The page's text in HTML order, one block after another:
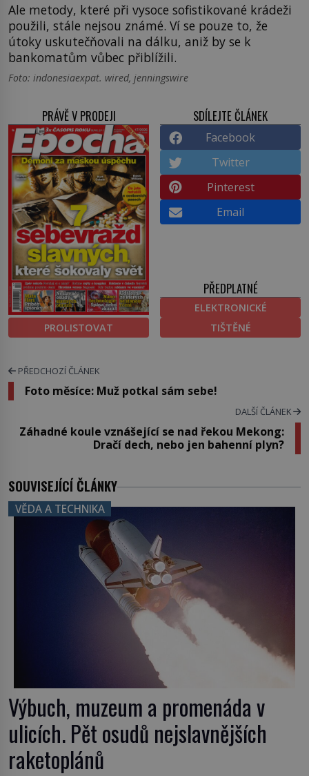
Ale metody, které při vysoce sofistikované krádeži
použili, stále nejsou známé. Ví se pouze to, že
útoky uskutečňovali na dálku, aniž by se k
bankomatům vůbec přiblížili.
Foto: indonesiaexpat. wired, jenningswire
PRÁVĚ V PRODEJI
PROLISTOVAT
SDÍLEJTE ČLÁNEK
Facebook
Twitter
Pinterest
Email
PŘEDPLATNÉ
ELEKTRONICKÉ
TIŠTĚNÉ
PŘEDCHOZÍ ČLÁNEK
Foto měsíce: Muž potkal sám sebe!
DALŠÍ ČLÁNEK
Záhadné koule vznášející se nad řekou Mekong:
Dračí dech, nebo jen bahenní plyn?
SOUVISEJÍCÍ ČLÁNKY
VĚDA A TECHNIKA
Výbuch, muzeum a promenáda v
ulicích. Pět osudů nejslavnějších
raketoplánů